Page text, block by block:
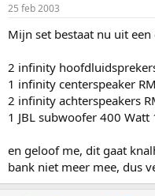
25 feb 2003
Mijn set bestaat nu uit
2 infinity
1 infinity centerspeaker
2 infinity achterspeakers
1 JBL subwoofer 400 Watt
en geloof me, dit gaat
bank niet meer mee, dus